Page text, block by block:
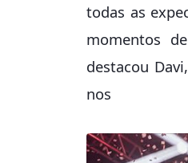
todas as
momentos
destacou
nos